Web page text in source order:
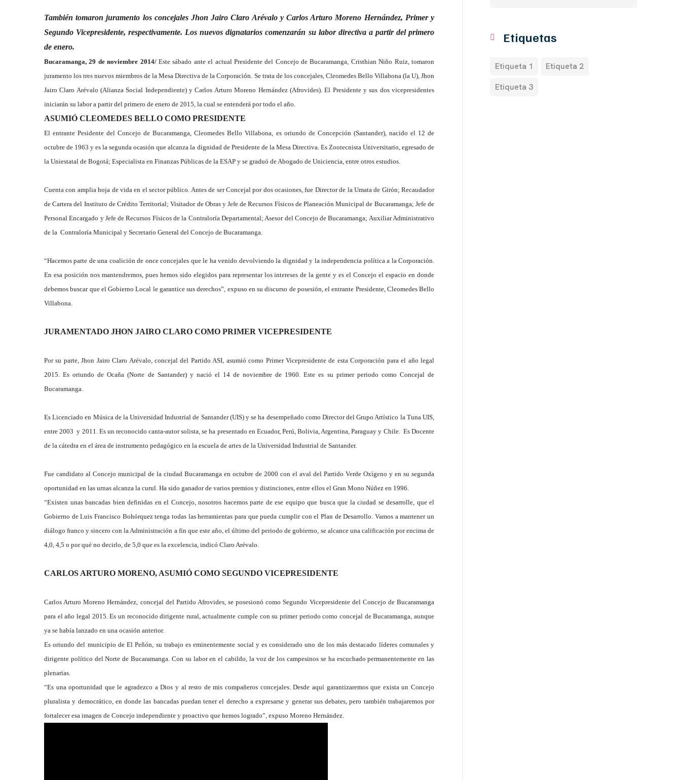
También tomaron juramento los concejales Jhon Jairo Claro Arévalo y Carlos Arturo Moreno Hernández, Primer y
Segundo Vicepresidente, respectivamente. Los nuevos dignatarios comenzarán su labor directiva a partir del primero
de enero.
Bucaramanga, 29 de noviembre 2014/Este sábado ante el actual Presidente del Concejo de Bucaramanga, Cristhian Niño Ruiz, tomaron
juramento los tres nuevos miembros de la Mesa Directiva de la Corporación. Se trata de los concejales, Cleomedes Bello Villabona (la U), Jhon
Jairo Claro Arévalo (Alianza Social Independiente) y Carlos Arturo Moreno Hernández (Afrovides). El Presidente y sus dos vicepresidentes
iniciarán su labor a partir del primero de enero de 2015, la cual se entenderá por todo el año.
ASUMIÓ CLEOMEDES BELLO COMO PRESIDENTE
El entrante Pesidente del Concejo de Bucaramanga, Cleomedes Bello Villabona, es oriundo de Concepción (Santander), nacido el 12 de
octubre de 1963 y es la segunda ocasión que alcanza la dignidad de Presidente de la Mesa Directiva. Es Zootecnista Universitario, egresado de
la Uniestatal de Bogotá; Especialista en Finanzas Públicas de la ESAP y se graduó de Abogado de Uniciencia, entre otros estudios.
Cuenta con amplia hoja de vida en el sector público. Antes de ser Concejal por dos ocasiones, fue Director de la Umata de Girón; Recaudador
de Cartera del Instituto de Crédito Territorial; Visitador de Obras y Jefe de Recursos Físicos de Planeación Municipal de Bucaramanga; Jefe de
Personal Encargado y Jefe de Recursos Físicos de la Contraloría Departamental; Asesor del Concejo de Bucaramanga; Auxiliar Administrativo
de la Contraloría Municipal y Secretario General del Concejo de Bucaramanga.
“Hacemos parte de una coalición de once concejales que le ha venido devolviendo la dignidad y la independencia política a la Corporación.
En esa posición nos mantendremos, pues hemos sido elegidos para representar los intereses de la gente y es el Concejo el espacio en donde
debemos buscar que el Gobierno Local le garantice sus derechos”, expuso en su discurso de posesión, el entrante Presidente, Cleomedes Bello
Villabona.
JURAMENTADO JHON JAIRO CLARO COMO PRIMER VICEPRESIDENTE
Por su parte, Jhon Jairo Claro Arévalo, concejal del Partido ASI, asumió como Primer Vicepresidente de esta Corporación para el año legal
2015. Es oriundo de Ocaña (Norte de Santander) y nació el 14 de noviembre de 1960. Este es su primer periodo como Concejal de
Bucaramanga.
Es Licenciado en Música de la Universidad Industrial de Santander (UIS) y se ha desempeñado como Director del Grupo Artístico la Tuna UIS,
entre 2003 y 2011. Es un reconocido canta-autor solista, se ha presentado en Ecuador, Perú, Bolivia, Argentina, Paraguay y Chile. Es Docente
de la cátedra en el área de instrumento pedagógico en la escuela de artes de la Universidad Industrial de Santander.
Fue candidato al Concejo municipal de la ciudad Bucaramanga en octubre de 2000 con el aval del Partido Verde Oxígeno y en su segunda
oportunidad en las urnas alcanza la curul. Ha sido ganador de varios premios y distinciones, entre ellos el Gran Mono Núñez en 1996.
“Existen unas bancadas bien definidas en el Concejo, nosotros hacemos parte de ese equipo que busca que la ciudad se desarrolle, que el
Gobierno de Luis Francisco Bohórquez tenga todas las herramientas para que pueda cumplir con el Plan de Desarrollo. Vamos a mantener un
diálogo franco y sincero con la Administración a fin que este año, el último del periodo de gobierno, se alcance una calificación por encima de
4,0, 4,5 o por qué no decirlo, de 5,0 que es la excelencia, indicó Claro Arévalo.
CARLOS ARTURO MORENO, ASUMIÓ COMO SEGUNDO VICEPRESIDENTE
Carlos Arturo Moreno Hernández, concejal del Partido Afrovides, se posesionó como Segundo Vicepresidente del Concejo de Bucaramanga
para el año legal 2015. Es un reconocido dirigente rural, actualmente cumple con su primer periodo como concejal de Bucaramanga, aunque
ya se había lanzado en una ocasión anterior.
Es oriundo del municipio de El Peñón, su trabajo es eminentemente social y es considerado uno de los más destacado líderes comunales y
dirigente político del Norte de Bucaramanga. Con su labor en el cabildo, la voz de los campesinos se ha escuchado permanentemente en las
plenarias.
“Es una oportunidad que le agradezco a Dios y al resto de mis compañeros concejales. Desde aquí garantizaremos que exista un Concejo
pluralista y democrático, en donde las bancadas puedan tener el derecho a expresarse y generar sus debates, pero también trabajaremos por
fortalecer esa imagen de Concejo independiente y proactivo que hemos logrado”, expuso Moreno Hernández.
Etiquetas
Etiqueta 1
Etiqueta 2
Etiqueta 3